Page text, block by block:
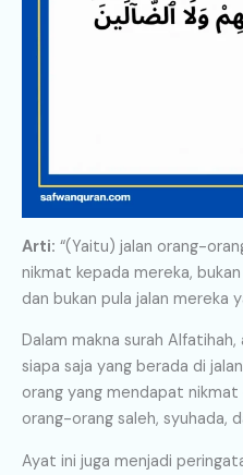
Arti: “(Yaitu) jalan orang-
nikmat kepada mereka,
dan bukan pula jalan mereka
Dalam makna surah
siapa saja yang berada di
orang yang mendapat
orang-orang saleh, syuhada,
Ayat ini juga menjadi